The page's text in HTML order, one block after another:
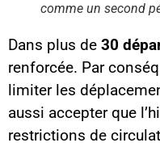
comme un second
Dans plus de 30
renforcée. Par
limiter les
aussi accepter que
restrictions de